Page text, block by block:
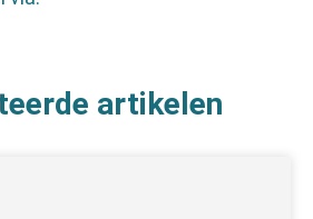
artikelen